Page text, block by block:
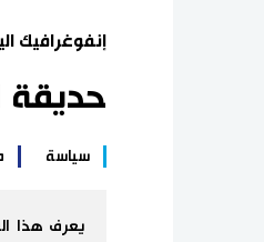
إنفوغرافيك
حديقة
سياسة
يعرف هذا